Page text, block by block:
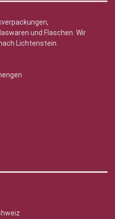
und Flaschen. Wir
Lichtenstein.